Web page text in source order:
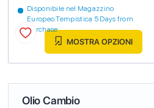
Disponibile nel Magazzino
Europeo Tempistica 5 Days from
purchase
MOSTRA OPZIONI
Olio Cambio